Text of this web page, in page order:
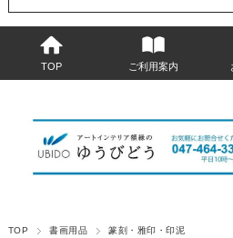
TOP ご利用案内
TOP 書画用品 篆刻・雅印・印泥